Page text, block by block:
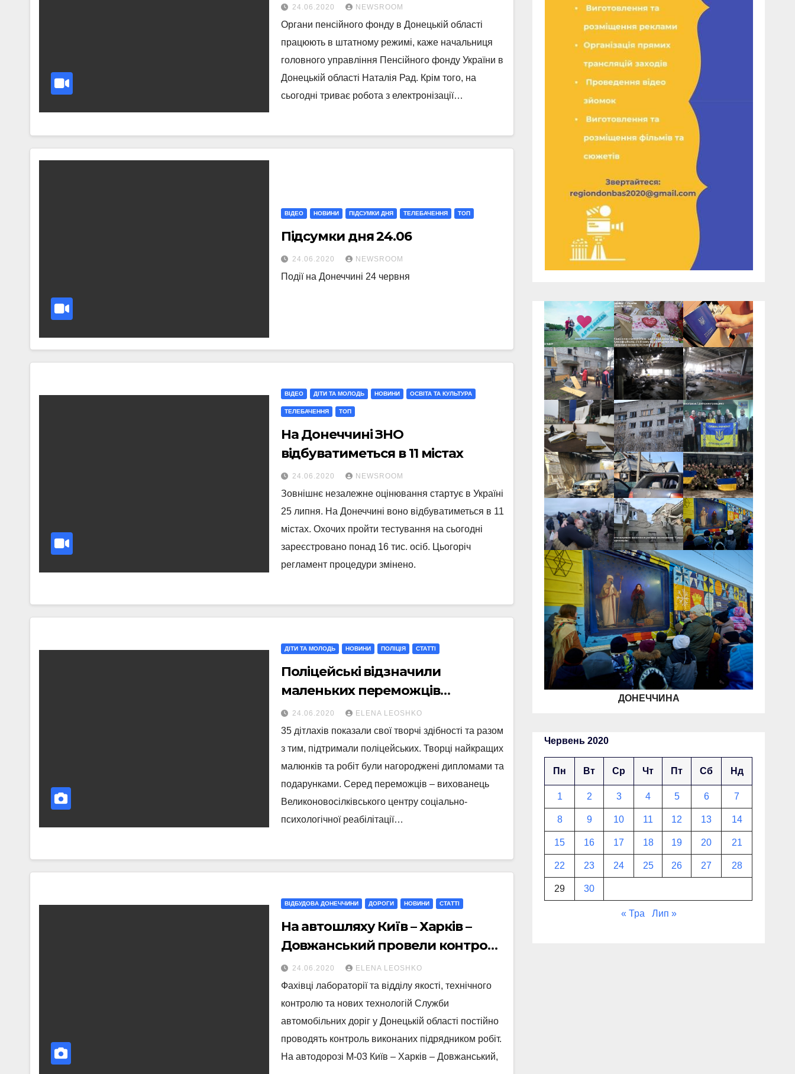
штатному режимі
24.06.2020 NEWSROOM
Органи пенсійного фонду в Донецькій області
працюють в штатному режимі, каже начальниця
головного управління Пенсійного фонду України в
Донецькій області Наталія Рад. Крім того, на
сьогодні триває робота з електронізації…
ВІДЕО НОВИНИ ПІДСУМКИ ДНЯ ТЕЛЕБАЧЕННЯ ТОП
Підсумки дня 24.06
24.06.2020 NEWSROOM
Події на Донеччині 24 червня
ВІДЕО ДІТИ ТА МОЛОДЬ НОВИНИ ОСВІТА ТА КУЛЬТУРА
ТЕЛЕБАЧЕННЯ ТОП
На Донеччині ЗНО
відбуватиметься в 11 містах
24.06.2020 NEWSROOM
Зовнішнє незалежне оцінювання стартує в Україні
25 липня. На Донеччині воно відбуватиметься в 11
містах. Охочих пройти тестування на сьогодні
зареєстровано понад 16 тис. осіб. Цьогоріч
регламент процедури змінено.
ДІТИ ТА МОЛОДЬ НОВИНИ ПОЛІЦІЯ СТАТТI
Поліцейські відзначили
маленьких переможців
конкурсу малюнків
24.06.2020 ELENA LEOSHKO
35 дітлахів показали свої творчі здібності та разом
з тим, підтримали поліцейських. Творці найкращих
малюнків та робіт були нагороджені дипломами та
подарунками. Серед переможців – вихованець
Великоновосілківського центру соціально-
психологічної реабілітації…
ВІДБУДОВА ДОНЕЧЧИНИ ДОРОГИ НОВИНИ СТАТТI
На автошляху Київ – Харків –
Довжанський провели контроль
виконаних робіт
24.06.2020 ELENA LEOSHKO
Фахівці лабораторії та відділу якості, технічного
контролю та нових технологій Служби
автомобільних доріг у Донецькій області постійно
проводять контроль виконаних підрядником робіт.
На автодорозі М-03 Київ – Харків – Довжанський,
ДОНЕЧЧИНА
Червень 2020
Пн Вт Ср Чт Пт Сб Нд
1 2 3 4 5 6 7
8 9 10 11 12 13 14
15 16 17 18 19 20 21
22 23 24 25 26 27 28
29 30
« Тра Лип »